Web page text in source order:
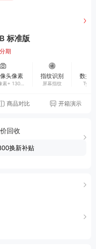
标准版
期
头像素
素+ 1300
指纹识别
屏幕指纹
数据
商品对比 开箱演示
回收
换新补贴